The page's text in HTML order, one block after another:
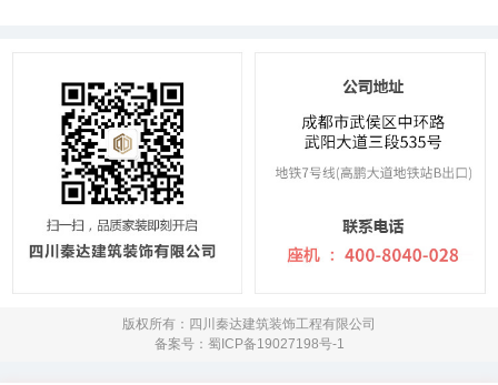
版权所有：四川秦达建筑装饰工程有限公司
备案号：蜀ICP备19027198号-1